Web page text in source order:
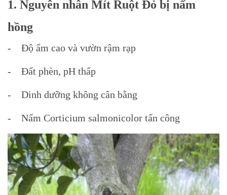
1. Nguyên nhân Mít Ruột Đỏ bị nấm
hồng
- Độ ẩm cao và vườn rậm rạp
- Đất phèn, pH thấp
- Dinh dưỡng không cân bằng
- Nấm Corticium salmonicolor tấn công